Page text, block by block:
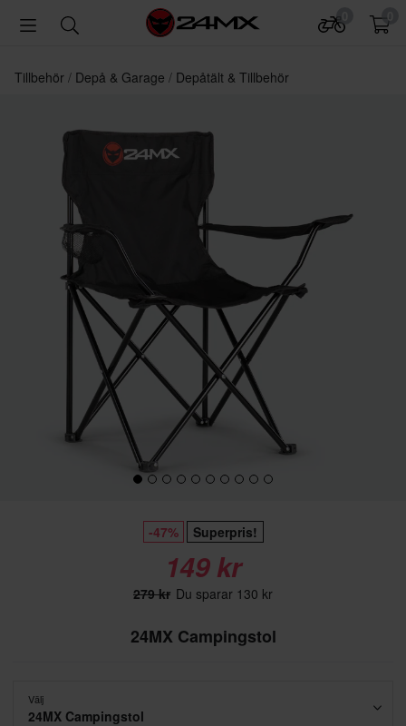
Tillbehör Depå & Garage Depåtält & Tillbehör
-47% Superpris!
149 kr
279 kr Du sparar 130 kr
24MX Campingstol
Välj
24MX Campingstol